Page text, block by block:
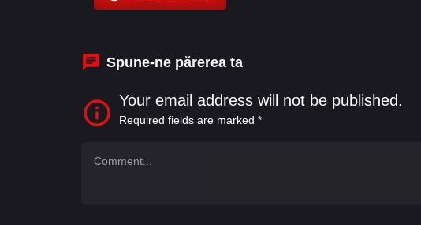
Spune-ne părerea ta
Your email address will not be published.
Required fields are marked *